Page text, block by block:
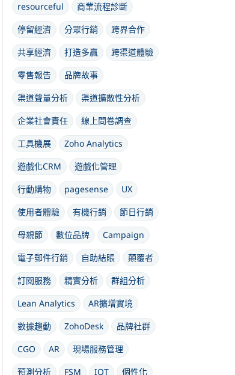
resourceful
商業流程診斷
停留經濟
分眾行銷
跨界合作
共享經濟
打造多贏
跨渠道體驗
零售報告
品牌故事
渠道聲量分析
渠道擴散性分析
企業社會責任
線上問卷調查
工具機展
Zoho Analytics
遊戲化CRM
遊戲化管理
行動購物
pagesense
UX
使用者體驗
有機行銷
節日行銷
母親節
數位品牌
Campaign
電子郵件行銷
自助結賬
顛覆者
訂閱服務
精實分析
群組分析
Lean Analytics
AR擴增實境
數據趨動
ZohoDesk
品牌社群
CGO
AR
現場服務管理
預測分析
FSM IOT 個性化